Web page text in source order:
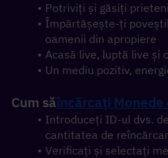
Potriviți și găsiți
Împărtășește-ți
oamenii din apropiere
Acasă live, luptă live și
Un mediu pozitiv,
Cum săîncărcați Monede
Introduceți ID-ul dvs.
cantitatea de
Verificați și selectați